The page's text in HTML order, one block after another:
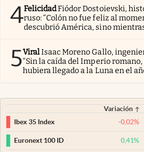
4FelicidadFiódor Dostoievski,
ruso: “Colón no fue feliz al
descubrió América, sino
5ViralIsaac Moreno Gallo,
“Sin la caída del Imperio
hubiera llegado a la Luna en el
Variación
Ibex 35 Index
-0,02%
Euronext 100 ID 0,41%